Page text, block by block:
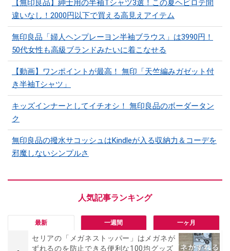
【無印良品】紳士用の半袖Tシャツ3選！この夏ヘビロテ間
違いなし！2000円以下で買える高見えアイテム
無印良品「婦人ヘンプレーヨン半袖ブラウス」は3990円！
50代女性も高級ブランドみたいに着こなせる
【動画】ワンポイントが最高！ 無印「天竺編みガゼット付
き半袖Tシャツ」
キッズインナーとしてイチオシ！ 無印良品のボーダータン
ク
無印良品の撥水サコッシュはKindleが入る収納力＆コーデを
邪魔しないシンプルさ
最新 一週間 一ヶ月
セリアの「メガネストッパー」はメガネが
ずれるのを防止できる便利な100均グッズ